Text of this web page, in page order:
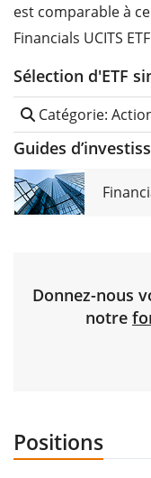
est comparable à
Financials UCITS
Sélection d'ETF
Catégorie:
Guides
Donnez-nous
notre
Positions